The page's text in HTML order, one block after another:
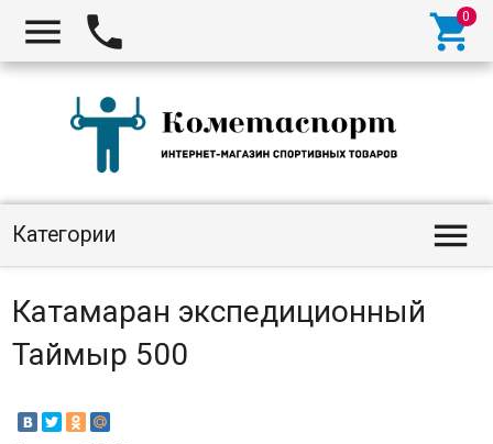
  
Категории 
Катамаран экспедиционный
Таймыр 500